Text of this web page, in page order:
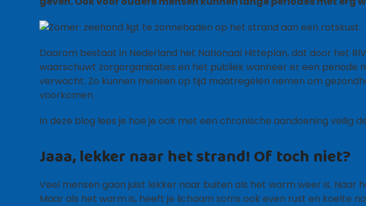
Daarom bestaat in Nederland het Nationaal Hitteplan, dat door het
waarschuwt zorgorganisaties en het publiek wanneer er een periode
verwacht. Zo kunnen mensen op tijd maatregelen nemen om
voorkomen.
In deze blog lees je hoe je ook met een chronische aandoening veilig
Jaaa, lekker naar het strand! Of toch niet?
Veel mensen gaan juist lekker naar buiten als het warm weer is. Naar
Maar als het warm is, heeft je lichaam soms ook even rust en koelte